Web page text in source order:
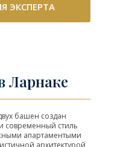
ЭКСПЕРТА
башен создан
современный стиль
апартаментыми
архитектурой
Ларнаке